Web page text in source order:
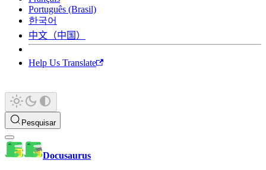
Português (Brasil)
한국어
中文（中国）
Help Us Translate
Pesquisar
Docusaurus